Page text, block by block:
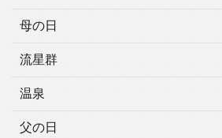
母の日
流星群
温泉
父の日